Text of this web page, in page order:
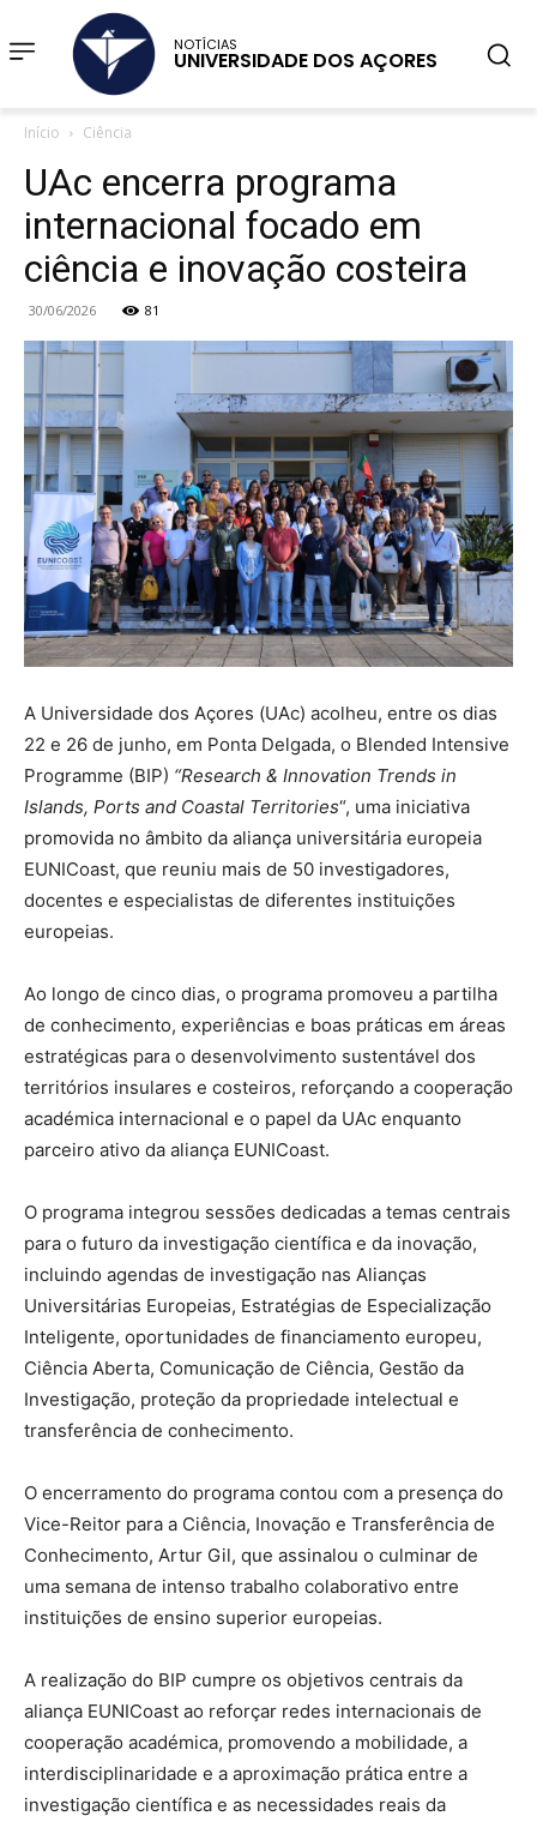
NOTÍCIAS
UNIVERSIDADE DOS AÇORES
Início Ciência
UAc encerra programa
internacional focado em
ciência e inovação costeira
30/06/2026 81
A Universidade dos Açores (UAc) acolheu, entre os dias
22 e 26 de junho, em Ponta Delgada, o Blended Intensive
Programme (BIP) “Research & Innovation Trends in
Islands, Ports and Coastal Territories“, uma iniciativa
promovida no âmbito da aliança universitária europeia
EUNICoast, que reuniu mais de 50 investigadores,
docentes e especialistas de diferentes instituições
europeias.
Ao longo de cinco dias, o programa promoveu a partilha
de conhecimento, experiências e boas práticas em áreas
estratégicas para o desenvolvimento sustentável dos
territórios insulares e costeiros, reforçando a cooperação
académica internacional e o papel da UAc enquanto
parceiro ativo da aliança EUNICoast.
O programa integrou sessões dedicadas a temas centrais
para o futuro da investigação científica e da inovação,
incluindo agendas de investigação nas Alianças
Universitárias Europeias, Estratégias de Especialização
Inteligente, oportunidades de financiamento europeu,
Ciência Aberta, Comunicação de Ciência, Gestão da
Investigação, proteção da propriedade intelectual e
transferência de conhecimento.
O encerramento do programa contou com a presença do
Vice-Reitor para a Ciência, Inovação e Transferência de
Conhecimento, Artur Gil, que assinalou o culminar de
uma semana de intenso trabalho colaborativo entre
instituições de ensino superior europeias.
A realização do BIP cumpre os objetivos centrais da
aliança EUNICoast ao reforçar redes internacionais de
cooperação académica, promovendo a mobilidade, a
interdisciplinaridade e a aproximação prática entre a
investigação científica e as necessidades reais da